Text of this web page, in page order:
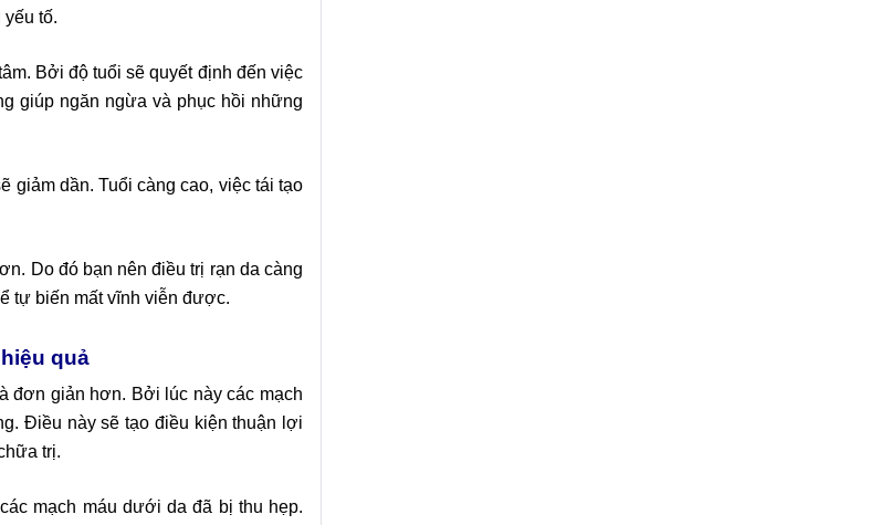
tố.
Bởi độ tuổi sẽ quyết định đến việc
giúp ngăn ngừa và phục hồi những
giảm dần. Tuổi càng cao, việc tái tạo
Do đó bạn nên điều trị rạn da càng
tự biến mất vĩnh viễn được.
quả
đơn giản hơn. Bởi lúc này các mạch
Điều này sẽ tạo điều kiện thuận lợi
trị.
mạch máu dưới da đã bị thu hẹp.